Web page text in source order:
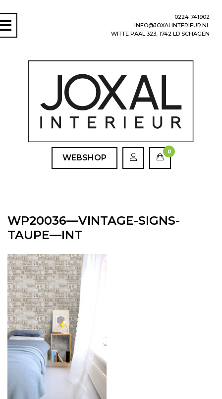
0224 741902
INFO@JOXALINTERIEUR.NL
WITTE PAAL 323, 1742 LD SCHAGEN
WEBSHOP
0
WP20036—VINTAGE-SIGNS-
TAUPE—INT